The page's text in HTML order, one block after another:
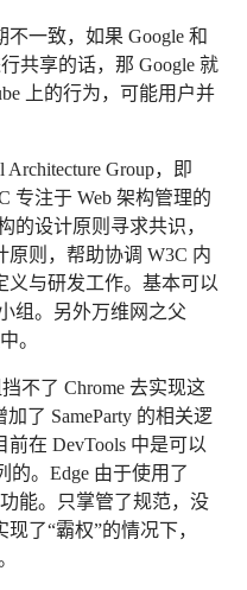
一致，如果 Google 和
共享的话，那 Google 就
上的行为，可能用户并
Group，即
专注于 Web 架构管理的
的设计原则寻求共识，
原则，帮助协调 W3C 内
义与研发工作。基本可以
组。另外万维网之父
。
不了 Chrome 去实现这
了 SameParty 的相关逻
在 DevTools 中是可以
的。Edge 由于使用了
能。只掌管了规范，没
了“霸权”的情况下，